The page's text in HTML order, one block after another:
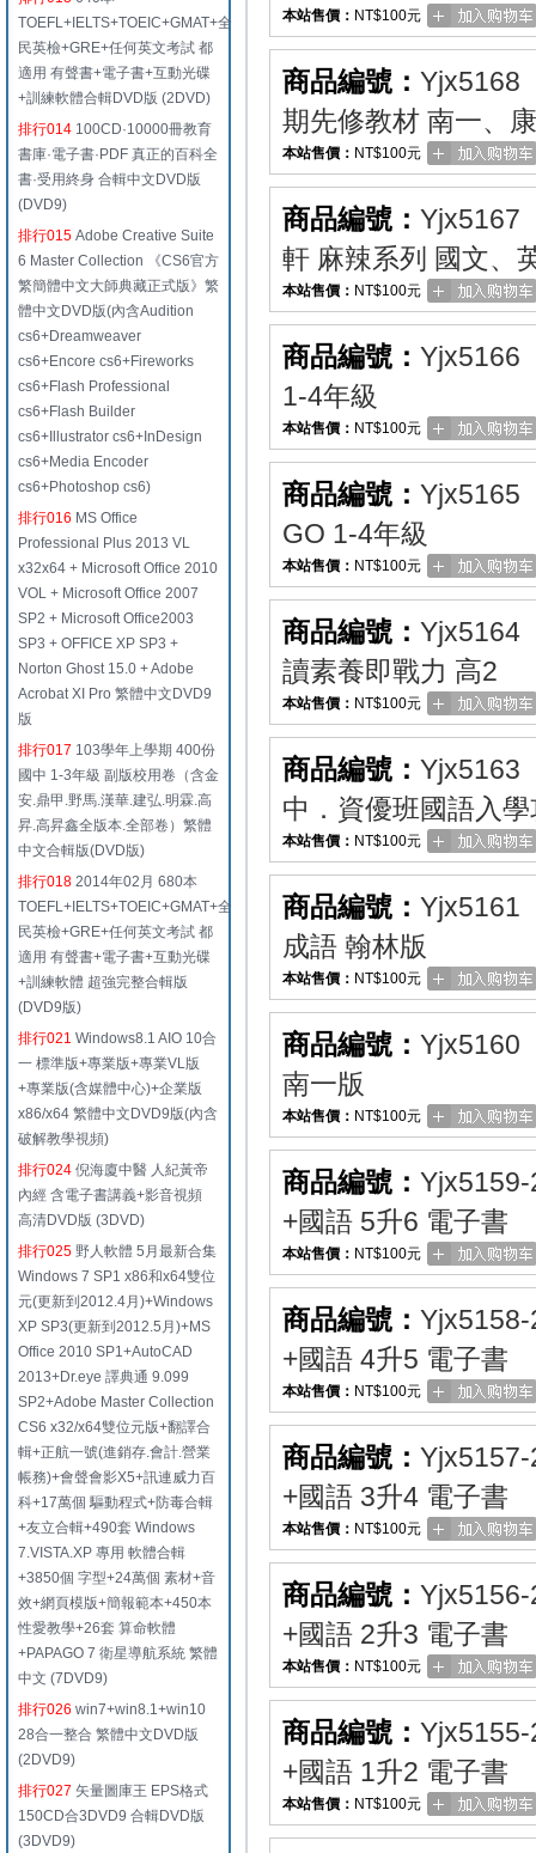
TOEFL+IELTS+TOEIC+GMAT+全
民英檢+GRE+任何英文考試 都
適用 有聲書+電子書+互動光碟
+訓練軟體合輯DVD版 (2DVD)
排行014 100CD·10000冊教育
書庫·電子書·PDF 真正的百科全
書·受用終身 合輯中文DVD版
(DVD9)
排行015 Adobe Creative Suite
6 Master Collection 《CS6官方
繁簡體中文大師典藏正式版》繁
體中文DVD版(內含Audition
cs6+Dreamweaver
cs6+Encore cs6+Fireworks
cs6+Flash Professional
cs6+Flash Builder
cs6+Illustrator cs6+InDesign
cs6+Media Encoder
cs6+Photoshop cs6)
排行016 MS Office
Professional Plus 2013 VL
x32x64 + Microsoft Office 2010
VOL + Microsoft Office 2007
SP2 + Microsoft Office2003
SP3 + OFFICE XP SP3 +
Norton Ghost 15.0 + Adobe
Acrobat XI Pro 繁體中文DVD9
版
排行017 103學年上學期 400份
國中 1-3年級 副版校用卷（含金
安.鼎甲.野馬.漢華.建弘.明霖.高
昇.高昇鑫全版本.全部卷）繁體
中文合輯版(DVD版)
排行018 2014年02月 680本
TOEFL+IELTS+TOEIC+GMAT+全
民英檢+GRE+任何英文考試 都
適用 有聲書+電子書+互動光碟
+訓練軟體 超強完整合輯版
(DVD9版)
排行021 Windows8.1 AIO 10合
一 標準版+專業版+專業VL版
+專業版(含媒體中心)+企業版
x86/x64 繁體中文DVD9版(內含
破解教學視頻)
排行024 倪海廈中醫 人紀黃帝
內經 含電子書講義+影音視頻
高清DVD版 (3DVD)
排行025 野人軟體 5月最新合集
Windows 7 SP1 x86和x64雙位
元(更新到2012.4月)+Windows
XP SP3(更新到2012.5月)+MS
Office 2010 SP1+AutoCAD
2013+Dr.eye 譯典通 9.099
SP2+Adobe Master Collection
CS6 x32/x64雙位元版+翻譯合
輯+正航一號(進銷存.會計.營業
帳務)+會聲會影X5+訊連威力百
科+17萬個 驅動程式+防毒合輯
+友立合輯+490套 Windows
7.VISTA.XP 專用 軟體合輯
+3850個 字型+24萬個 素材+音
效+網頁模版+簡報範本+450本
性愛教學+26套 算命軟體
+PAPAGO 7 衛星導航系統 繁體
中文 (7DVD9)
排行026 win7+win8.1+win10
28合一整合 繁體中文DVD版
(2DVD9)
排行027 矢量圖庫王 EPS格式
150CD合3DVD9 合輯DVD版
(3DVD9)
本站售價： NT$100元
商品編號： Yjx5168
期先修教材 南一、
本站售價： NT$100元
商品編號： Yjx5167
軒 麻辣系列 國文、
本站售價： NT$100元
商品編號： Yjx5166
1-4年級
本站售價： NT$100元
商品編號： Yjx5165
GO 1-4年級
本站售價： NT$100元
商品編號： Yjx5164
讀素養即戰力 高2
本站售價： NT$100元
商品編號： Yjx5163
中．資優班國語入
本站售價： NT$100元
商品編號： Yjx5161
成語 翰林版
本站售價： NT$100元
商品編號： Yjx5160
南一版
本站售價： NT$100元
商品編號： Yjx5159-
+國語 5升6 電子書
本站售價： NT$100元
商品編號： Yjx5158-
+國語 4升5 電子書
本站售價： NT$100元
商品編號： Yjx5157-
+國語 3升4 電子書
本站售價： NT$100元
商品編號： Yjx5156-
+國語 2升3 電子書
本站售價： NT$100元
商品編號： Yjx5155-
+國語 1升2 電子書
本站售價： NT$100元